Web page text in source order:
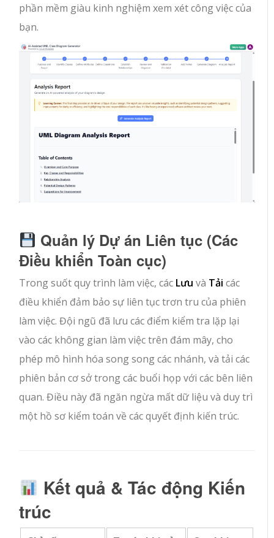
phần mềm giàu kinh nghiệm xem xét công việc của
bạn.
Quản lý Dự án Liên tục (Các
Điều khiển Toàn cục)
Trong suốt quy trình làm việc, các Lưu và Tải các
điều khiển đảm bảo sự liên tục trơn tru của phiên
làm việc. Đội ngũ đã lưu các điểm kiểm tra lặp lại
vào các không gian làm việc trên đám mây, cho
phép mô hình hóa song song các nhánh, và tải các
phiên bản cơ sở trong các buổi họp với các bên liên
quan. Điều này đã ngăn ngừa mất dữ liệu và duy trì
một hồ sơ kiểm toán về các quyết định kiến trúc.
Kết quả & Tác động Kiến
trúc